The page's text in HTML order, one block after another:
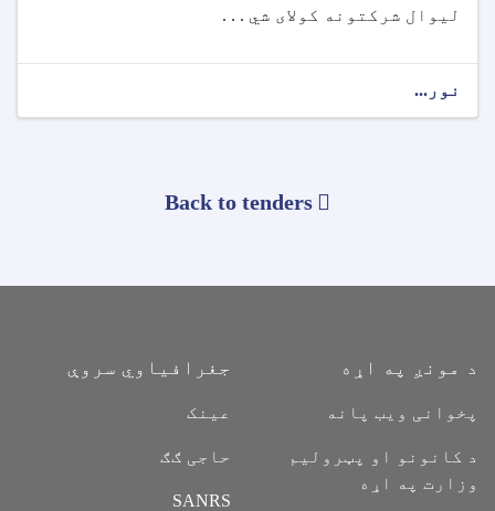
لیوال شرکتونه کولای شي . . .
نور...
Back to tenders
د مونږ په اړه
پخوانی ویب پانه
د کانونو او پټرولیم
وزارت په اړه
جغرافیاوي سروې
عینک
حاجی ګګ
SANRS